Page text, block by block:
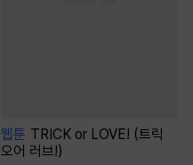
웹툰 TRICK or LOVE! (트릭
오어 러브!)